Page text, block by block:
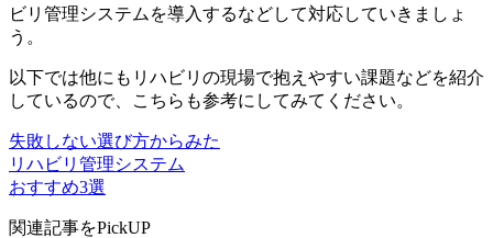
ビリ管理システムを導入するなどして対応していきましょ
う。
以下では他にもリハビリの現場で抱えやすい課題などを紹介
しているので、こちらも参考にしてみてください。
失敗しない選び方からみた
リハビリ管理システム
おすすめ3選
関連記事をPickUP